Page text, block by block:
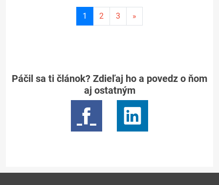
1
Aktuálna
stránka
2 3 »
Páčil sa ti článok? Zdieľaj ho a povedz o ňom
aj ostatným